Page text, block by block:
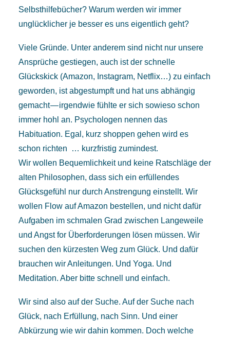
Selbsthilfebücher? Warum werden wir immer
unglücklicher je besser es uns eigentlich geht?
Viele Gründe. Unter anderem sind nicht nur unsere
Ansprüche gestiegen, auch ist der schnelle
Glückskick (Amazon, Instagram, Netflix…) zu einfach
geworden, ist abgestumpft und hat uns abhängig
gemacht — irgendwie fühlte er sich sowieso schon
immer hohl an. Psychologen nennen das
Habituation. Egal, kurz shoppen gehen wird es
schon richten … kurzfristig zumindest.
Wir wollen Bequemlichkeit und keine Ratschläge der
alten Philosophen, dass sich ein erfüllendes
Glücksgefühl nur durch Anstrengung einstellt. Wir
wollen Flow auf Amazon bestellen, und nicht dafür
Aufgaben im schmalen Grad zwischen Langeweile
und Angst for Überforderungen lösen müssen. Wir
suchen den kürzesten Weg zum Glück. Und dafür
brauchen wir Anleitungen. Und Yoga. Und
Meditation. Aber bitte schnell und einfach.
Wir sind also auf der Suche. Auf der Suche nach
Glück, nach Erfüllung, nach Sinn. Und einer
Abkürzung wie wir dahin kommen. Doch welche